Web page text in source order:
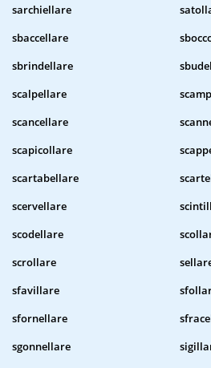
sarchiellare
sbaccellare
sbrindellare
scalpellare
scancellare
scapicollare
scartabellare
scervellare
scodellare
scrollare
sfavillare
sfornellare
sgonnellare